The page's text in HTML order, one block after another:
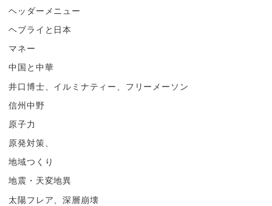
ヘッダーメニュー
ヘブライと日本
マネー
中国と中華
井口博士、イルミナティー、フリーメーソン
信州中野
原子力
原発対策、
地域つくり
地震・天変地異
太陽フレア、深層崩壊